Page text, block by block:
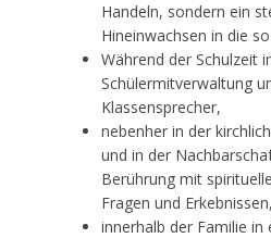
Handeln, sondern ein
Hineinwachsen in die
Während der Schulzeit
Schülermitverwaltung
Klassensprecher,
nebenher in der
und in der
Berührung mit
Fragen und Erkebnissen,
innerhalb der Familie in